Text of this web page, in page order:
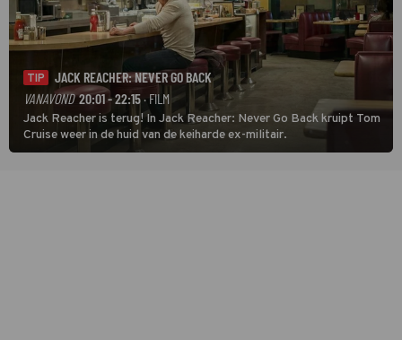
TIP
JACK REACHER: NEVER GO BACK
VANAVOND 20:01 - 22:15· FILM
Jack Reacher is terug! In Jack Reacher: Never Go Back kruipt Tom
Cruise weer in de huid van de keiharde ex-militair.